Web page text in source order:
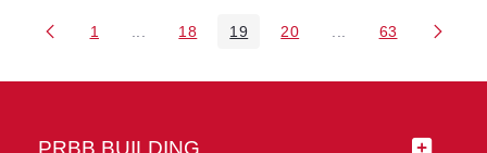
Page
1 Intermediate Pages Use TAB to navigate.
Page
18 Page
19 Page
20 Intermediate Pages
Page
63
PRBB BUILDING